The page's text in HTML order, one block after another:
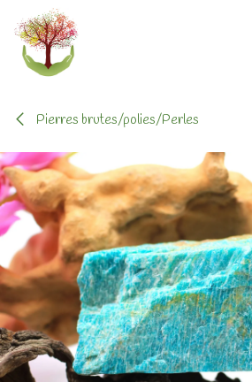
Se rendre au contenu
Pierres brutes/polies/Perles